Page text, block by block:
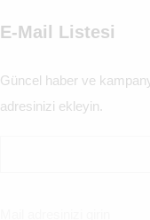
E-Mail Listesi
Güncel haber ve
adresinizi ekleyin.